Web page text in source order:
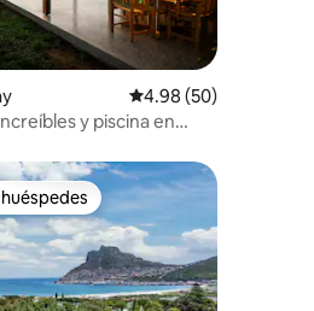
5, 207 reseñasCalificación
4.98 (50)
y piscina en